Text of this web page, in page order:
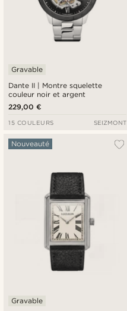
Dante II | Montre squelette
couleur noir et argent
Gravable
229,00 €
15 COULEURS SEIZMONT
Nouveauté
Gravable